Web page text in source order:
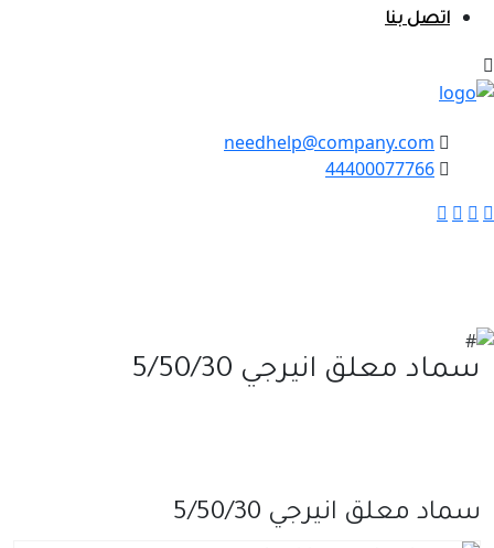
اتصل بنا
needhelp@company.com
44400077766
سماد معلق انيرجي 5/50/30
سماد معلق انيرجي 5/50/30